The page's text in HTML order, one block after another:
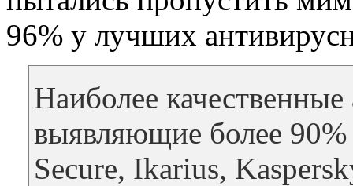
96% у лучших
Наиболее
выявляющие более
Secure, Ikarius,